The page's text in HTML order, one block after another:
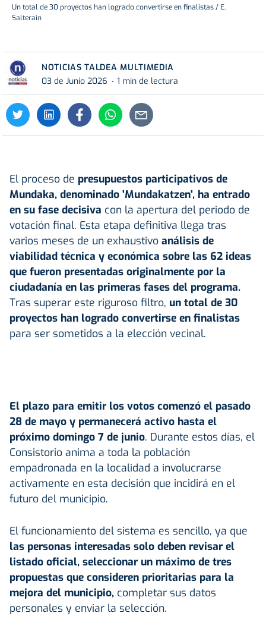
Un total de 30 proyectos han logrado convertirse en finalistas / E.
Salterain
NOTICIAS TALDEA MULTIMEDIA
03 de Junio 2026
1 min de lectura
El proceso de presupuestos participativos de
Mundaka, denominado 'Mundakatzen', ha entrado
en su fase decisiva con la apertura del periodo de
votación final. Esta etapa definitiva llega tras
varios meses de un exhaustivo análisis de
viabilidad técnica y económica sobre las 62 ideas
que fueron presentadas originalmente por la
ciudadanía en las primeras fases del programa.
Tras superar este riguroso filtro, un total de 30
proyectos han logrado convertirse en finalistas
para ser sometidos a la elección vecinal.
El plazo para emitir los votos comenzó el pasado
28 de mayo y permanecerá activo hasta el
próximo domingo 7 de junio. Durante estos días, el
Consistorio anima a toda la población
empadronada en la localidad a involucrarse
activamente en esta decisión que incidirá en el
futuro del municipio.
El funcionamiento del sistema es sencillo, ya que
las personas interesadas solo deben revisar el
listado oficial, seleccionar un máximo de tres
propuestas que consideren prioritarias para la
mejora del municipio, completar sus datos
personales y enviar la selección.